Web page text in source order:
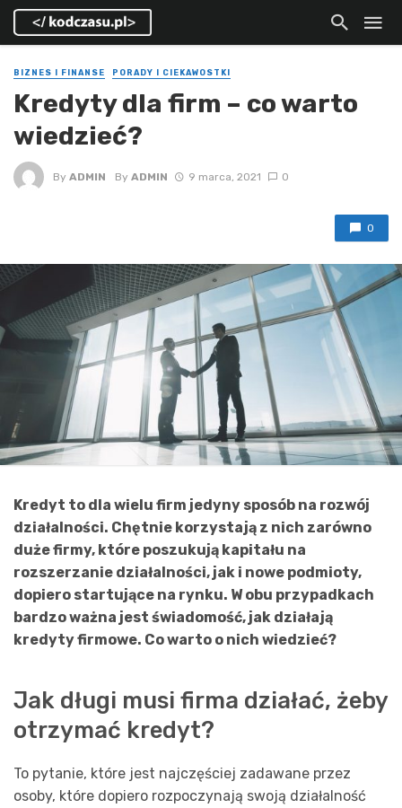
BIZNES I FINANSE PORADY I CIEKAWOSTKI
Kredyty dla firm – co warto
wiedzieć?
By ADMIN ByADMIN 9 marca, 2021 0
0
Kredyt to dla wielu firm jedyny sposób na rozwój
działalności. Chętnie korzystają z nich zarówno
duże firmy, które poszukują kapitału na
rozszerzanie działalności, jak i nowe podmioty,
dopiero startujące na rynku. W obu przypadkach
bardzo ważna jest świadomość, jak działają
kredyty firmowe. Co warto o nich wiedzieć?
Jak długi musi firma działać, żeby
otrzymać kredyt?
To pytanie, które jest najczęściej zadawane przez
osoby, które dopiero rozpoczynają swoją działalność